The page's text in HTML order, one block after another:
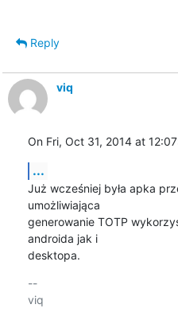
Reply
viq
On Fri, Oct 31, 2014 at
...
Już wcześniej była apka
umożliwiająca
generowanie TOTP
androida jak i
desktopa.
--
viq